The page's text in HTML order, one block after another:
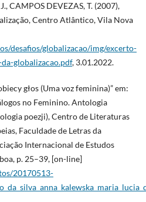
CAMPOS DEVEZAS, T. (2007),
Centro Atlântico, Vila Nova
desafios/globalizacao/img/excerto-
globalizacao.pdf, 3.01.2022.
głos (Uma voz feminina)” em:
no Feminino. Antologia
poezji), Centro de Literaturas
Faculdade de Letras da
Internacional de Estudos
p. 25–39, [on-line]
20170513-